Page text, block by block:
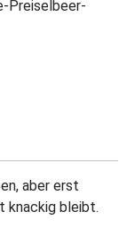
Preiselbeer-
aber erst
knackig bleibt.